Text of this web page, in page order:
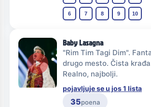
6 7 8 9 10
Baby Lasagna
"Rim Tim Tagi Dim".
drugo mesto. Čista
Realno, najbolji.
pojavljuje se u jos 1 lista
35poena